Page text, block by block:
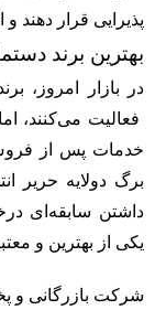
پذیرایی قرار دهند
بهترین برند دستمال
در بازار امروز،
فعالیت می‌کنند،
برگ دولایه حریر
داشتن سابقه‌ای
یکی از بهترین و
شرکت بازرگانی و